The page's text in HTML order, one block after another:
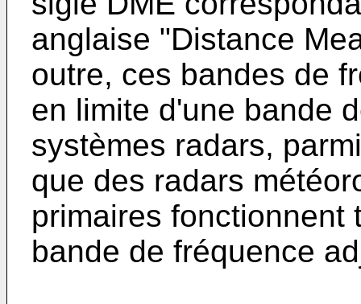
anglaise "Distance
outre, ces bandes de
en limite d'une bande
systèmes radars,
que des radars
primaires fonctionnent
bande de fréquence